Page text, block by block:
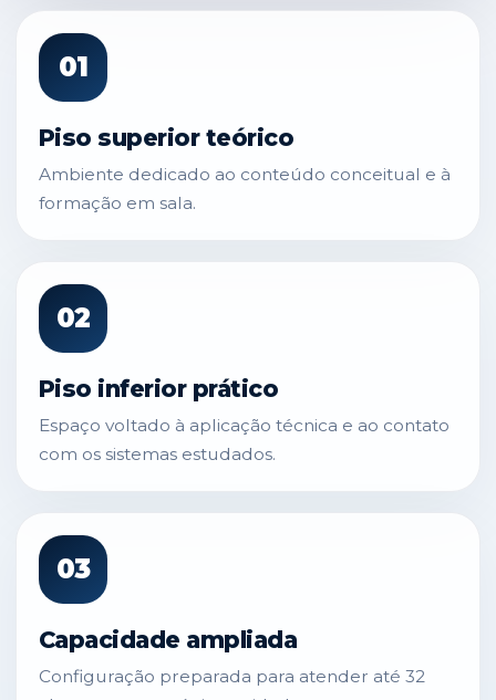
01
Piso superior teórico
Ambiente dedicado ao conteúdo conceitual e à
formação em sala.
02
Piso inferior prático
Espaço voltado à aplicação técnica e ao contato
com os sistemas estudados.
03
Capacidade ampliada
Configuração preparada para atender até 32